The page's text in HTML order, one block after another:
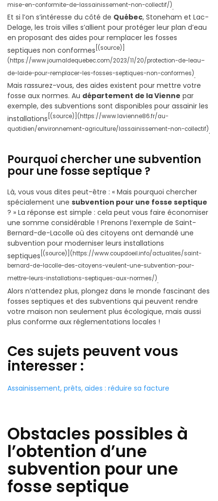
mise-en-conformite-de-lassainissement-non-collectif/).
Et si l’on s’intéresse du côté de Québec, Stoneham et Lac-
Delage, les trois villes s’allient pour protéger leur plan d’eau
en proposant des aides pour remplacer les fosses
septiques non conformes [(source)]
(https://www.journaldequebec.com/2023/11/20/protection-de-leau–
de-laide-pour-remplacer-les-fosses-septiques-non-conformes).
Mais rassurez-vous, des aides existent pour mettre votre
fosse aux normes. Au département de la Vienne par
exemple, des subventions sont disponibles pour assainir les
installations [(source)](https://www.lavienne86.fr/au-
quotidien/environnement-agriculture/lassainissement-non-collectif).
Pourquoi chercher une subvention
pour une fosse septique ?
Là, vous vous dites peut-être : « Mais pourquoi chercher
spécialement une subvention pour une fosse septique
? » La réponse est simple : cela peut vous faire économiser
une somme considérable ! Prenons l’exemple de Saint-
Bernard-de-Lacolle où des citoyens ont demandé une
subvention pour moderniser leurs installations
septiques [(source)](https://www.coupdoeil.info/actualites/saint-
bernard-de-lacolle-des-citoyens-veulent-une-subvention-pour-
mettre-leurs-installations-septiques-aux-normes/).
Alors n’attendez plus, plongez dans le monde fascinant des
fosses septiques et des subventions qui peuvent rendre
votre maison non seulement plus écologique, mais aussi
plus conforme aux réglementations locales !
Ces sujets peuvent vous
interesser :
Assainissement, prêts, aides : réduire sa facture
Obstacles possibles à
l’obtention d’une
subvention pour une
fosse septique